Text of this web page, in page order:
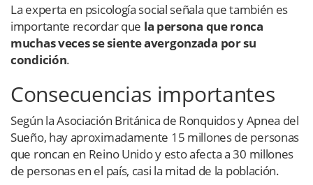
La experta en psicología social señala que también es
importante recordar que la persona que ronca
muchas veces se siente avergonzada por su
condición.
Consecuencias importantes
Según la Asociación Británica de Ronquidos y Apnea del
Sueño, hay aproximadamente 15 millones de personas
que roncan en Reino Unido y esto afecta a 30 millones
de personas en el país, casi la mitad de la población.